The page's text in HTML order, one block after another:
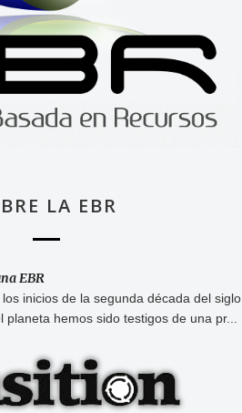
LA EBR
EBR
inicios de la segunda década del siglo
hemos sido testigos de una pr...